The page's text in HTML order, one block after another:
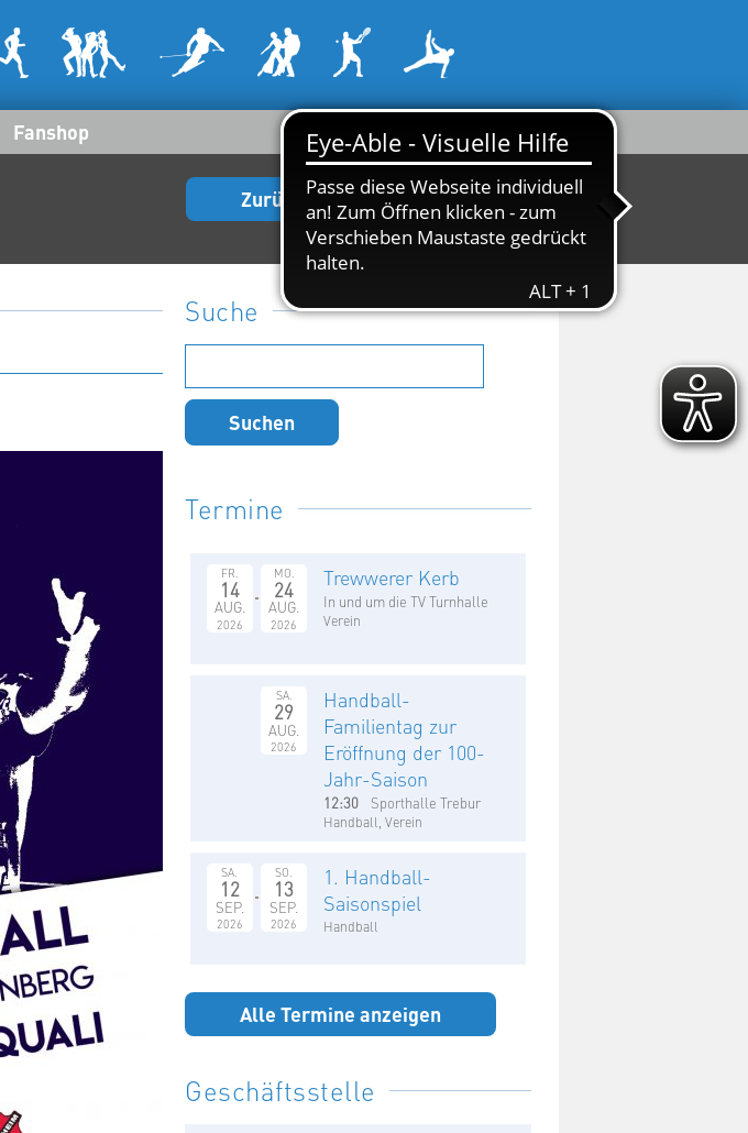
Fanshop
Zurück zur Startseite
Suche
nach:
Termine
FR.
14
AUG.
2026
MO.
24
AUG.
2026
Trewwerer Kerb
In und um die TV Turnhalle
Verein
SA.
29
AUG.
2026
Handball-
Familientag zur
Eröffnung der 100-
Jahr-Saison
12:30 Sporthalle Trebur
Handball, Verein
SA.
12
SEP.
2026
SO.
13
SEP.
2026
1. Handball-
Saisonspiel
Handball
Alle Termine anzeigen
Geschäftsstelle